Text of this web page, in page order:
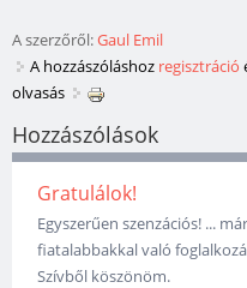
A szerzőről:Gaul Emil
A hozzászóláshoz regisztráció
olvasás
Hozzászólások
Gratulálok!
Egyszerűen szenzációs! ...
fiatalabbakkal való
Szívből köszönöm.